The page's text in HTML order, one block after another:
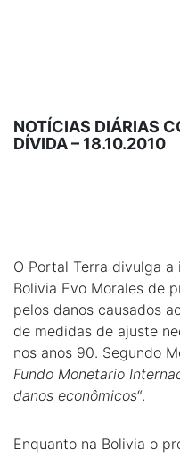
NOTÍCIAS DIÁRIAS
DÍVIDA – 18.10.2010
O Portal Terra divulga
Bolivia Evo Morales de
pelos danos causados
de medidas de ajuste
nos anos 90. Segundo
Fundo Monetario
danos econômicos“.
Enquanto na Bolivia o